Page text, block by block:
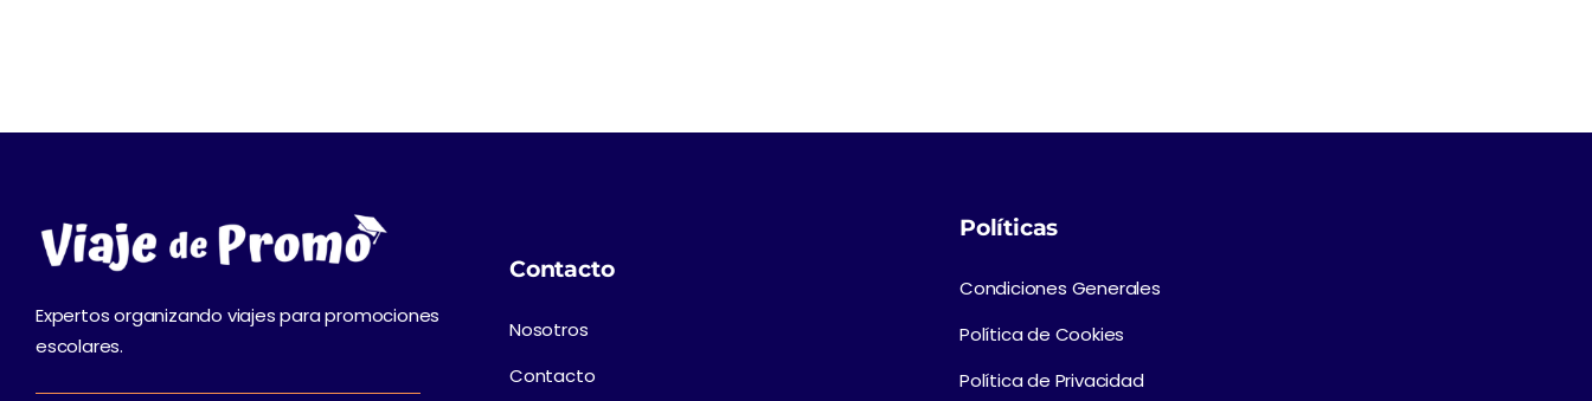
Expertos organizando viajes para promociones
escolares.
Contacto
Nosotros
Contacto
Políticas
Condiciones Generales
Política de Cookies
Política de Privacidad